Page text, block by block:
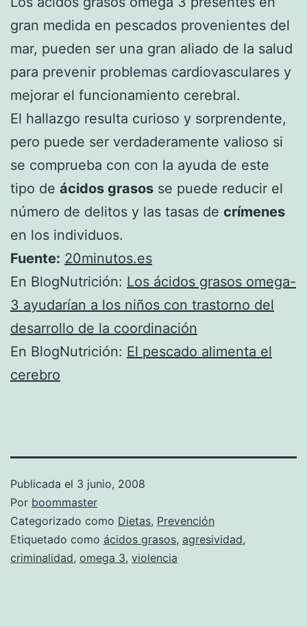
gran medida en pescados provenientes del
mar, pueden ser una gran aliado de la salud
para prevenir problemas cardiovasculares y
mejorar el funcionamiento cerebral.
El hallazgo resulta curioso y sorprendente,
pero puede ser verdaderamente valioso si
se comprueba con con la ayuda de este
tipo de ácidos grasos se puede reducir el
número de delitos y las tasas de crímenes
en los individuos.
Fuente: 20minutos.es
En BlogNutrición: Los ácidos grasos omega-
3 ayudarían a los niños con trastorno del
desarrollo de la coordinación
En BlogNutrición: El pescado alimenta el
cerebro
Publicada el 3 junio, 2008
Por boommaster
Categorizado como Dietas, Prevención
Etiquetado como ácidos grasos, agresividad,
criminalidad, omega 3, violencia